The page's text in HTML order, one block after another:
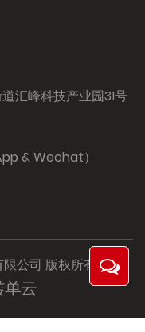
汇峰科技产业园31号
& Wechat）
公司 版权所有.